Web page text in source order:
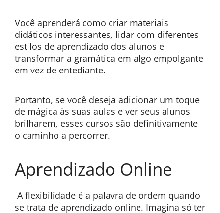
Você aprenderá como criar materiais
didáticos interessantes, lidar com diferentes
estilos de aprendizado dos alunos e
transformar a gramática em algo empolgante
em vez de entediante.
Portanto, se você deseja adicionar um toque
de mágica às suas aulas e ver seus alunos
brilharem, esses cursos são definitivamente
o caminho a percorrer.
Aprendizado Online
A flexibilidade é a palavra de ordem quando
se trata de aprendizado online. Imagina só ter